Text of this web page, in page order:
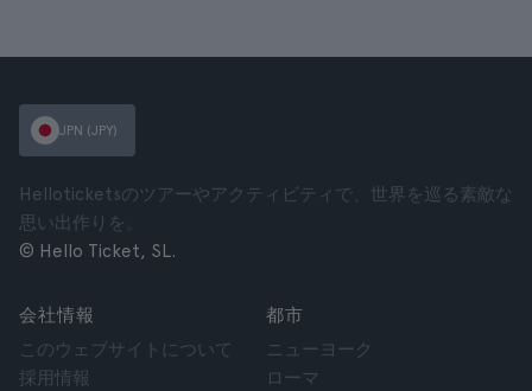
JPN (JPY)
Helloticketsのツアーやアクティビティで、世界を巡る素敵な
思い出作りを。
© Hello Ticket, SL.
会社情報
このウェブサイトについて
採用情報
都市
ニューヨーク
ローマ